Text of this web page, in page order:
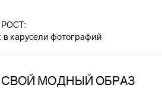
в карусели фотографий
МОДНЫЙ ОБРАЗ